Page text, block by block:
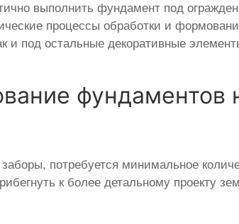
выполнить фундамент под
процессы обработки и
и под остальные декоративные
фундаментов
потребуется минимальное
к более детальному проекту